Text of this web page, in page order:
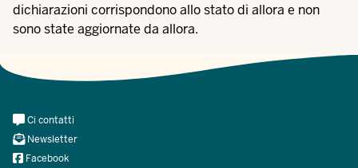
dichiarazioni corrispondono allo stato di allora e non
sono state aggiornate da allora.
Meta
Navi
Social
Ci contatti
Newsletter
Facebook